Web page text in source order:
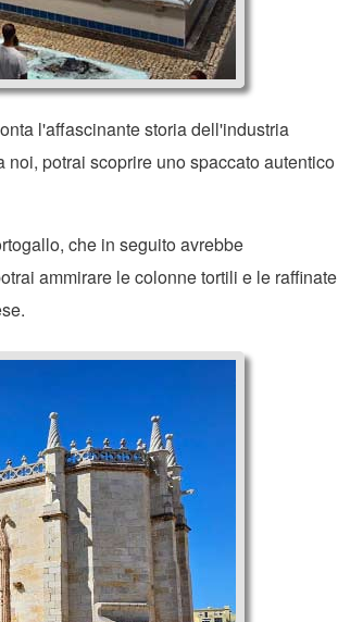
l'affascinante storia dell'industria
potrai scoprire uno spaccato autentico
che in seguito avrebbe
ammirare le colonne tortili e le raffinate